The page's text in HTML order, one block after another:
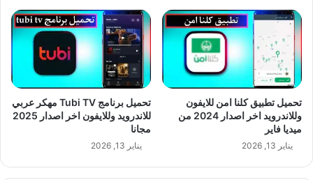
تحميل تطبيق كلنا امن للايفون
وللاندرويد اخر اصدار 2024 من
ميديا فاير
يناير 13, 2026
تحميل برنامج Tubi TV مهكر عربي
للاندرويد وللايفون اخر اصدار 2025
مجانا
يناير 13, 2026